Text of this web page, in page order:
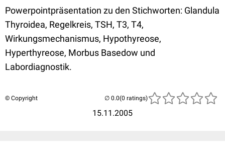
Powerpointpräsentation zu den Stichworten: Glandula
Thyroidea, Regelkreis, TSH, T3, T4,
Wirkungsmechanismus, Hypothyreose,
Hyperthyreose, Morbus Basedow und
Labordiagnostik.
© Copyright
15.11.2005
(0 ratings)